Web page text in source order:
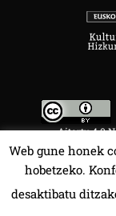
Aitortu 4.0
HALA
Web gune honek
hobetzeko.
desaktibatu